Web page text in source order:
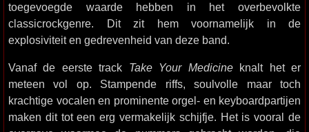
toegevoegde waarde hebben in het overbevolkte
classicrockgenre. Dit zit hem voornamelijk in de
explosiviteit en gedrevenheid van deze band.
Vanaf de eerste track Take Your Medicineknalt het er
meteen vol op. Stampende riffs, soulvolle maar toch
krachtige vocalen en prominente orgel- en keyboardpartijen
maken dit tot een erg vermakelijk schijfje. Het is vooral de